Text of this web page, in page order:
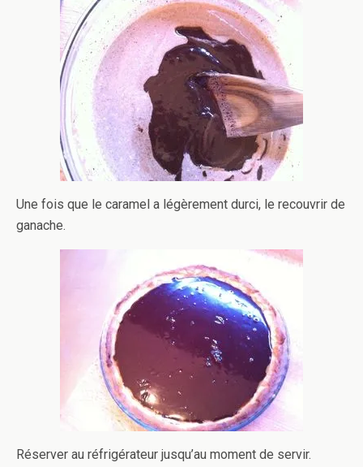
Une fois que le caramel a légèrement durci, le recouvrir de
ganache.
Réserver au réfrigérateur jusqu’au moment de servir.